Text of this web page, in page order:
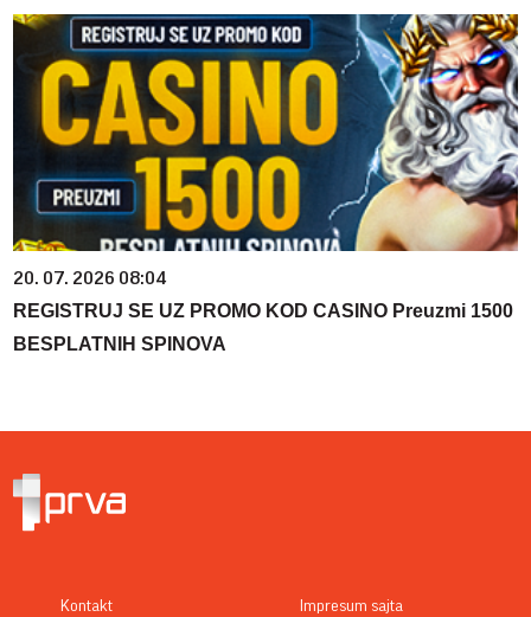
20. 07. 2026 08:04
REGISTRUJ SE UZ PROMO KOD CASINO Preuzmi 1500
BESPLATNIH SPINOVA
Kontakt Impresum sajta